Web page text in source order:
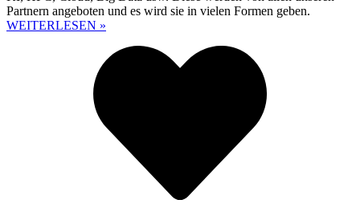
Partnern angeboten und es wird sie in vielen Formen geben.
WEITERLESEN »